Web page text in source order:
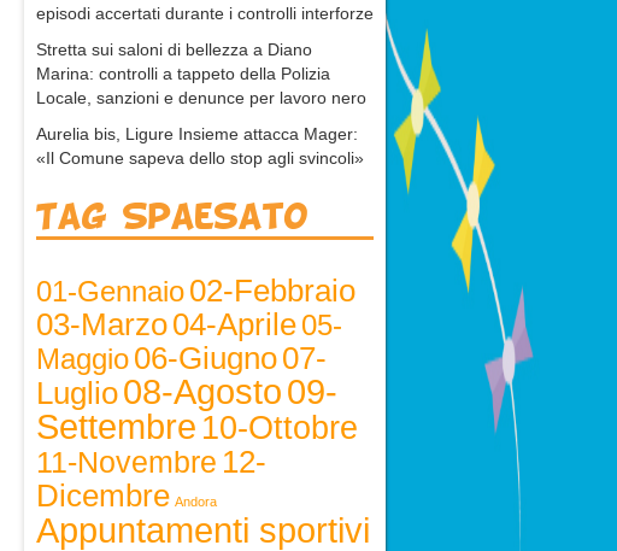
episodi accertati durante i controlli interforze
Stretta sui saloni di bellezza a Diano
Marina: controlli a tappeto della Polizia
Locale, sanzioni e denunce per lavoro nero
Aurelia bis, Ligure Insieme attacca Mager:
«Il Comune sapeva dello stop agli svincoli»
Tag Spaesato
01-Gennaio02-Febbraio
03-Marzo04-Aprile05-
Maggio06-Giugno07-
Luglio08-Agosto09-
Settembre 10-Ottobre
11-Novembre 12-
Dicembre Andora
Appuntamenti sportivi